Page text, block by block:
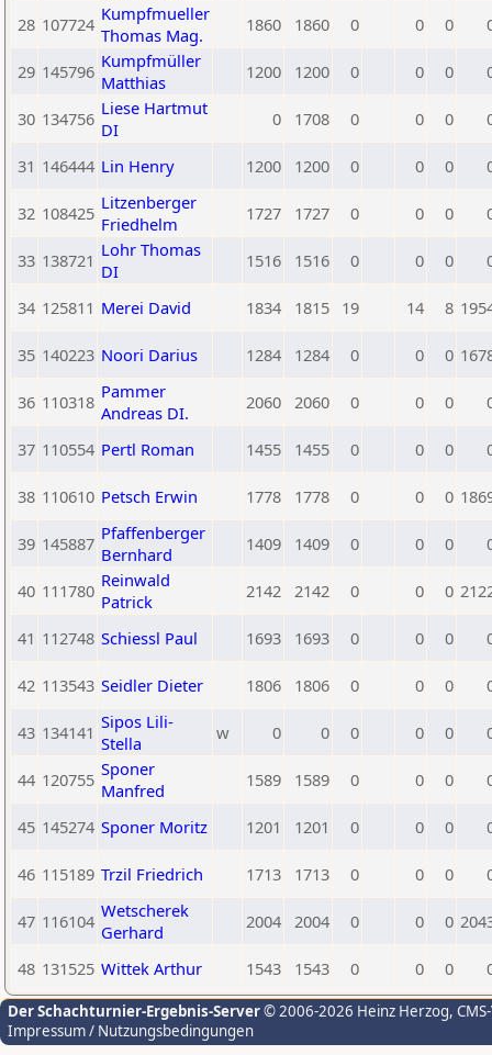
28 107724 Kumpfmueller
Thomas Mag.
1860 1860 0 0 0
29 145796 Kumpfmüller
Matthias
1200 1200 0 0 0
30 134756 Liese Hartmut
DI
0 1708 0 0 0
31 146444 Lin Henry 1200 1200 0 0 0
32 108425 Litzenberger
Friedhelm
1727 1727 0 0 0
33 138721 Lohr Thomas
DI
1516 1516 0 0 0
34 125811 Merei David 1834 1815 19 14 8
35 140223 Noori Darius 1284 1284 0 0 0
36 110318 Pammer
Andreas DI.
2060 2060 0 0 0
37 110554 Pertl Roman 1455 1455 0 0 0
38 110610 Petsch Erwin 1778 1778 0 0 0
39 145887 Pfaffenberger
Bernhard
1409 1409 0 0 0
40 111780 Reinwald
Patrick
2142 2142 0 0 0
41 112748 Schiessl Paul 1693 1693 0 0 0
42 113543 Seidler Dieter 1806 1806 0 0 0
43 134141 Sipos Lili-
Stella
w 0 0 0 0 0
44 120755 Sponer
Manfred
1589 1589 0 0 0
45 145274 Sponer Moritz 1201 1201 0 0 0
46 115189 Trzil Friedrich 1713 1713 0 0 0
47 116104 Wetscherek
Gerhard
2004 2004 0 0 0
48 131525 Wittek Arthur 1543 1543 0 0 0
Der Schachturnier-Ergebnis-Server© 2006-2026 Heinz Herzog,
Impressum / Nutzungsbedingungen